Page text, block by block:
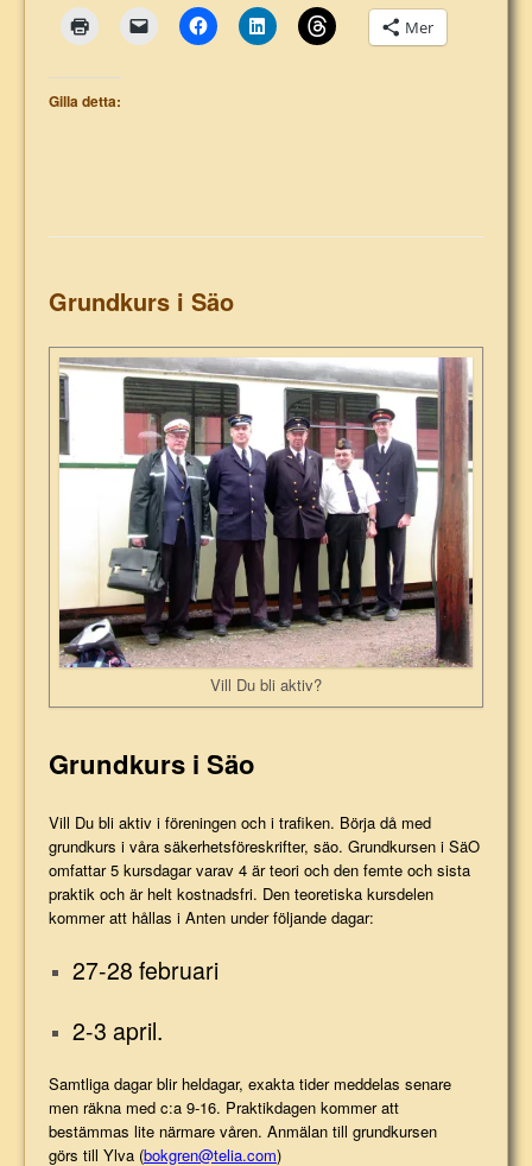
Mer
Gilla detta:
Grundkurs i Säo
Vill Du bli aktiv?
Grundkurs i Säo
Vill Du bli aktiv i föreningen och i trafiken. Börja då med
grundkurs i våra säkerhetsföreskrifter, säo. Grundkursen i SäO
omfattar 5 kursdagar varav 4 är teori och den femte och sista
praktik och är helt kostnadsfri. Den teoretiska kursdelen
kommer att hållas i Anten under följande dagar:
27-28 februari
2-3 april.
Samtliga dagar blir heldagar, exakta tider meddelas senare
men räkna med c:a 9-16. Praktikdagen kommer att
bestämmas lite närmare våren. Anmälan till grundkursen
görs till Ylva (bokgren@telia.com)